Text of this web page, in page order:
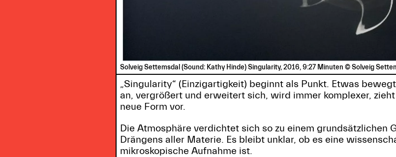
Solveig Settemsdal (Sound: Kathy Hinde) Singularity, 2016, 9:27 Minuten © Solveig
„Singularity“ (Einzigartigkeit) beginnt als Punkt. Etwas
an, vergrößert und erweitert sich, wird immer komplexer,
neue Form vor.
Die Atmosphäre verdichtet sich so zu einem grundsätzlichen
Drängens aller Materie. Es bleibt unklar, ob es eine
mikroskopische Aufnahme ist.